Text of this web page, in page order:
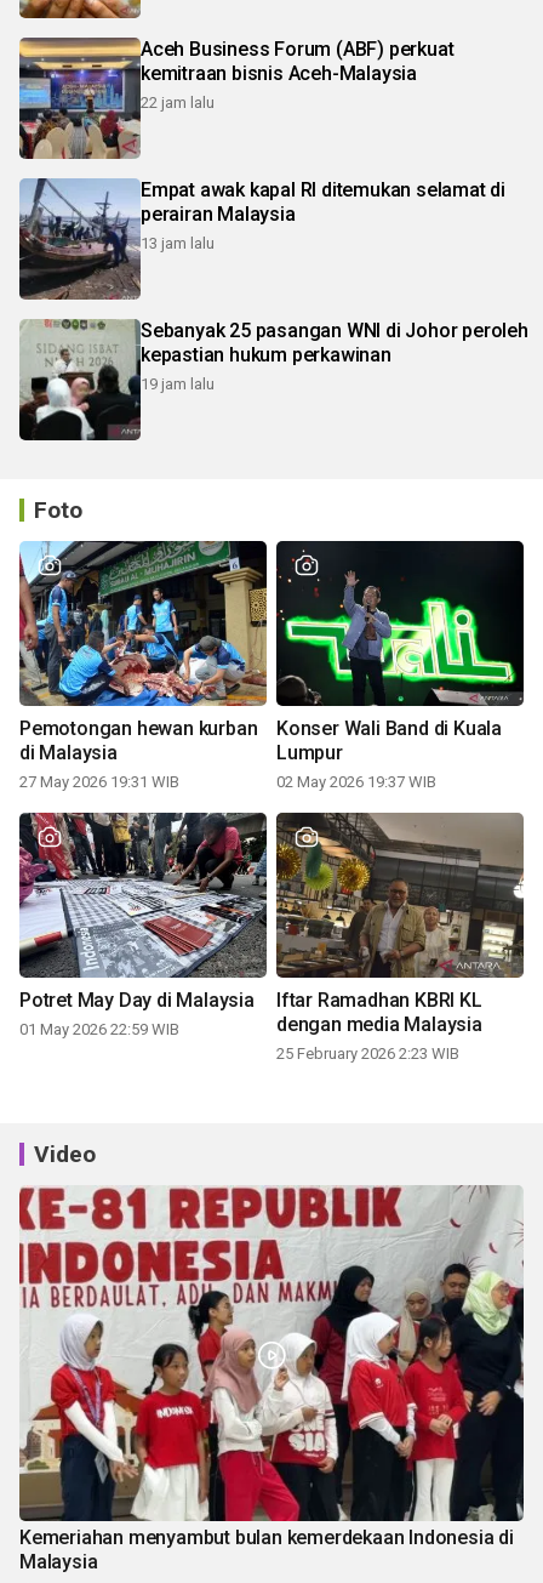
Aceh Business Forum (ABF) perkuat
kemitraan bisnis Aceh-Malaysia
22 jam lalu
Empat awak kapal RI ditemukan selamat di
perairan Malaysia
13 jam lalu
Sebanyak 25 pasangan WNI di Johor peroleh
kepastian hukum perkawinan
19 jam lalu
Foto
Pemotongan hewan kurban
di Malaysia
27 May 2026 19:31 WIB
Konser Wali Band di Kuala
Lumpur
02 May 2026 19:37 WIB
Potret May Day di Malaysia
01 May 2026 22:59 WIB
Iftar Ramadhan KBRI KL
dengan media Malaysia
25 February 2026 2:23 WIB
Video
Kemeriahan menyambut bulan kemerdekaan Indonesia di
Malaysia